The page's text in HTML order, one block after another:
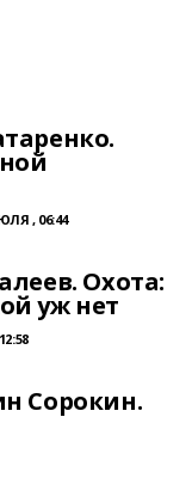
, 06:44
Охота:
уж нет
Сорокин.